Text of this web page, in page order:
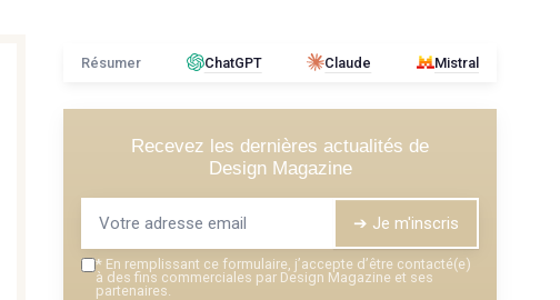
Résumer ChatGPT Claude Mistral
Recevez les dernières actualités de
Design Magazine
➔ Je m'inscris
* En remplissant ce formulaire, j’accepte d’être contacté(e)
à des fins commerciales par Design Magazine et ses
partenaires.